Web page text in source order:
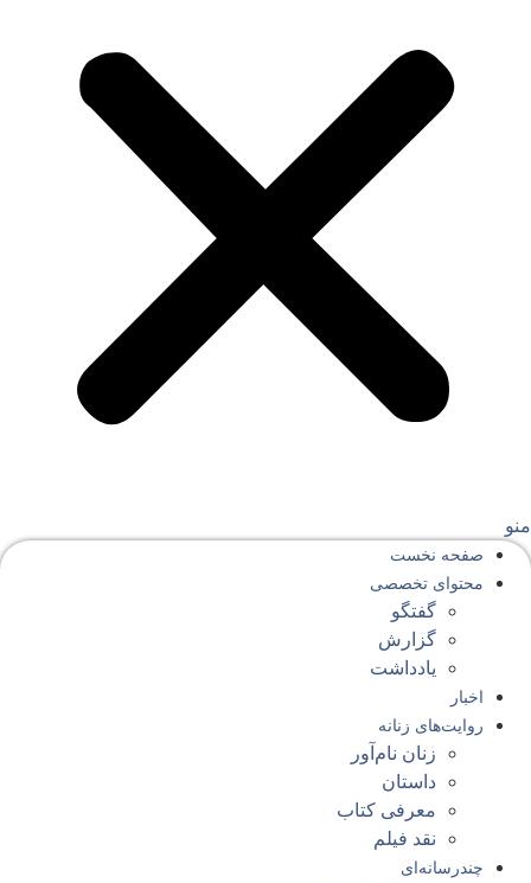
صفحه‌ نخست
محتوای‌ تخصصی
گفتگو
گزارش
یادداشت
اخبار
روایت‌های زنانه
زنان نام‌آور
داستان
معرفی کتاب
نقد فیلم
چندرسانه‌ای